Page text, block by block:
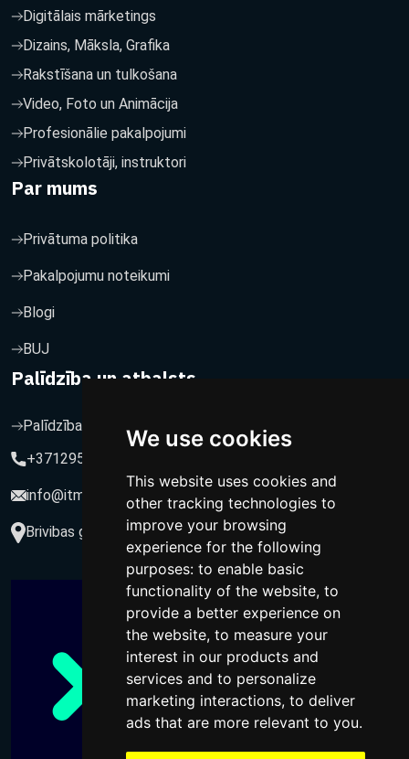
We use cookies
This website uses cookies and
other tracking technologies to
improve your browsing
experience for the following
purposes: to enable basic
functionality of the website, to
provide a better experience on
the website, to measure your
interest in our products and
services and to personalize
marketing interactions, to deliver
ads that are more relevant to you.
Digitālais mārketings
Dizains, Māksla, Grafika
Rakstīšana un tulkošana
Video, Foto un Animācija
Profesionālie pakalpojumi
Privātskolotāji, instruktori
Par mums
Privātuma politika
Pakalpojumu noteikumi
Blogi
BUJ
Palīdzība un atbalsts
Palīdzība un atbalsts
+37129564547
info@itmarketing.lv
Brivibas gatve 234-77, LV-1039, Riga, Latvia